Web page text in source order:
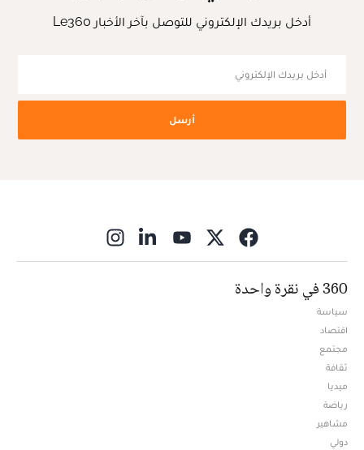
أدخل بريدك الإلكتروني للتوصل بآخر الأخبار Le360
أرسل
360 في نقرة واحدة
سياسة
اقتصاد
مجتمع
ثقافة
ميديا
رياضة
مشاهير
دولي